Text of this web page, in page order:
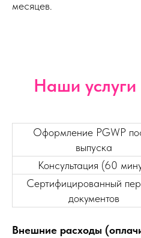
месяцев.
Наши услуги
Оформление PGWP
выпуска
Консультация (60
Сертифицированный
документов
Внешние расходы